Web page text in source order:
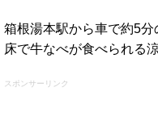
箱根湯本駅から車で約5分
床で牛なべが食べられる
スポンサーリンク